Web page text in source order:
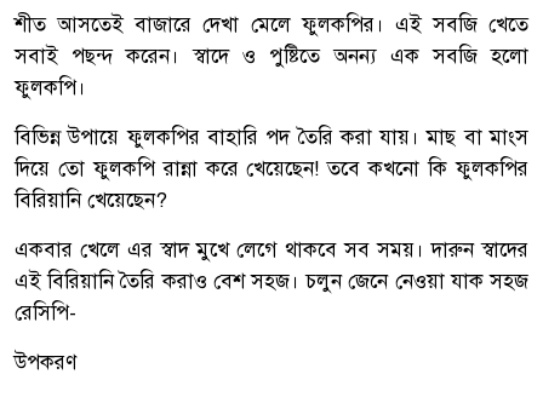
শীত আসতেই বাজারে দেখা মেলে ফুলকপির। এই সবজি খেতে
সবাই পছন্দ করেন। স্বাদে ও পুষ্টিতে অনন্য এক সবজি হলো
ফুলকপি।
বিভিন্ন উপায়ে ফুলকপির বাহারি পদ তৈরি করা যায়। মাছ বা মাংস
দিয়ে তো ফুলকপি রান্না করে খেয়েছেন! তবে কখনো কি ফুলকপির
বিরিয়ানি খেয়েছেন?
একবার খেলে এর স্বাদ মুখে লেগে থাকবে সব সময়। দারুন স্বাদের
এই বিরিয়ানি তৈরি করাও বেশ সহজ। চলুন জেনে নেওয়া যাক সহজ
রেসিপি-
উপকরণ